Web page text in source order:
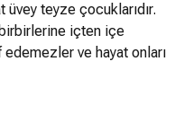
teyze çocuklarıdır.
içten içe
edemezler ve hayat onları